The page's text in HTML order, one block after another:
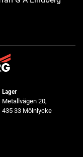
Lager
Metallvägen 20,
435 33 Mölnlycke